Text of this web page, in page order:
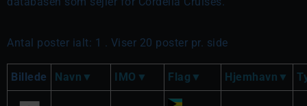
Antal poster ialt: 1 . Viser 20 poster pr. side
Billede Navn IMO Flag Hjemhavn